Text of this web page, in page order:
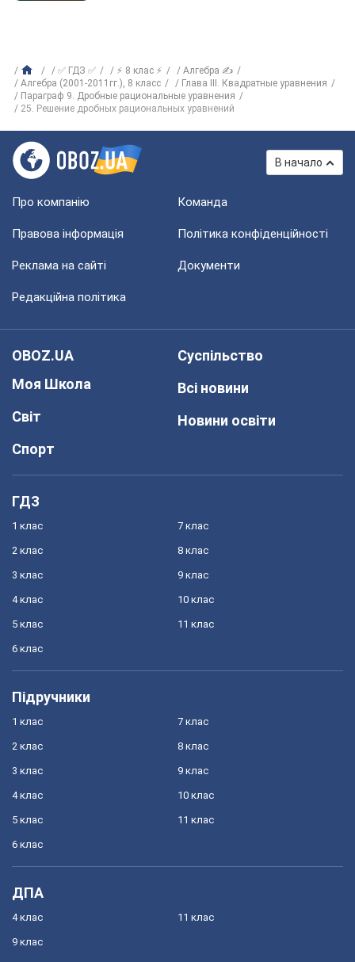
✅ ГДЗ ✅ ⚡ 8 клас ⚡
Алгебра ✍
Алгебра (2001-2011гг.), 8 класс
Глава ІІІ. Квадратные уравнения
Параграф 9. Дробные рациональные уравнения
25. Решение дробных рациональных уравнений
В начало
Про компанію Команда
Правова інформація Політика конфіденційності
Реклама на сайті Документи
Редакційна політика
OBOZ.UA
Моя Школа
Світ
Спорт
Суспільство
Всі новини
Новини освіти
ГДЗ
1 клас
2 клас
3 клас
4 клас
5 клас
6 клас
7 клас
8 клас
9 клас
10 клас
11 клас
Підручники
1 клас
2 клас
3 клас
4 клас
5 клас
6 клас
7 клас
8 клас
9 клас
10 клас
11 клас
ДПА
4 клас
9 клас
11 клас